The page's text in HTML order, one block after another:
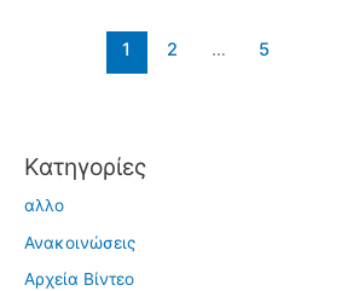
1 2 … 5
Kατηγορίες
αλλο
Ανακοινώσεις
Αρχεία Βίντεο